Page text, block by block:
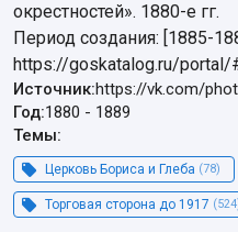
окрестностей». 1880-е гг.
Период создания: [1885-
https://goskatalog.ru/
Источник:https://vk.com/
Год:1880 - 1889
Темы:
Церковь Бориса и Глеба (78)
Торговая сторона до 1917